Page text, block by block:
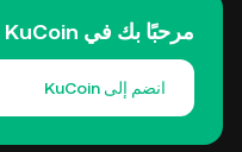
مرحبًا بك في KuCoin
انضم إلى KuCoin